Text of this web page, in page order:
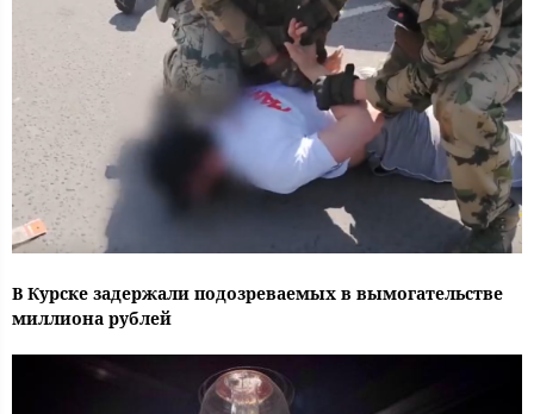
В Курске задержали подозреваемых в вымогательстве
миллиона рублей